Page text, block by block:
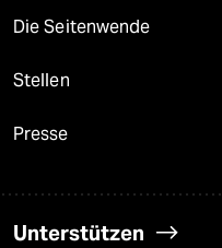
Die Seitenwende
Stellen
Presse
Unterstützen